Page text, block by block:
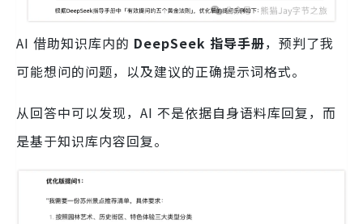
AI 借助知识库内的 DeepSeek 指导手册，预判了我
可能想问的问题，以及建议的正确提示词格式。
从回答中可以发现，AI 不是依据自身语料库回复，而
是基于知识库内容回复。